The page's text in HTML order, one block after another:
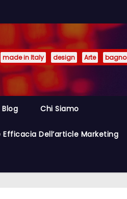
made in Italy design Arte bagno
Blog Chi Siamo
Efficacia Dell’article Marketing